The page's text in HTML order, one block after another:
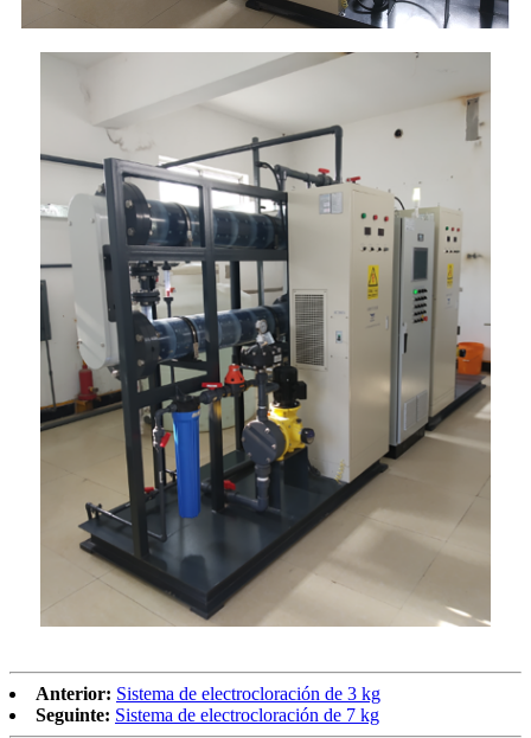
Anterior: Sistema de electrocloración de 3 kg
Seguinte: Sistema de electrocloración de 7 kg